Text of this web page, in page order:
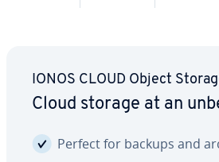
IONOS CLOUD Object
Cloud storage at an
Perfect for backups and